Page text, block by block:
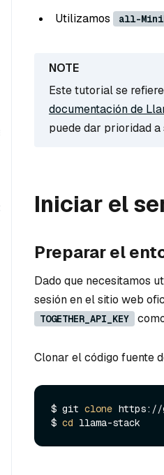
Utilizamos
all-
Este tutorial se
documentación de
puede dar prioridad
Iniciar el
Preparar el
Dado que necesitamos
sesión en el sitio web
TOGETHER_API_KEY
Clonar el código fuente
$ git clone https://
$ cd